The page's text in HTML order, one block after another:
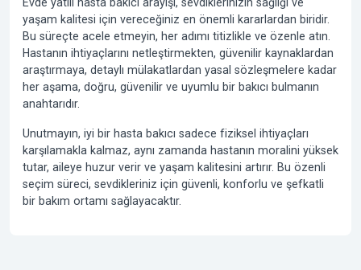
yaşam kalitesi için vereceğiniz en önemli kararlardan biridir.
Bu süreçte acele etmeyin, her adımı titizlikle ve özenle atın.
Hastanın ihtiyaçlarını netleştirmekten, güvenilir kaynaklardan
araştırmaya, detaylı mülakatlardan yasal sözleşmelere kadar
her aşama, doğru, güvenilir ve uyumlu bir bakıcı bulmanın
anahtarıdır.
Unutmayın, iyi bir hasta bakıcı sadece fiziksel ihtiyaçları
karşılamakla kalmaz, aynı zamanda hastanın moralini yüksek
tutar, aileye huzur verir ve yaşam kalitesini artırır. Bu özenli
seçim süreci, sevdikleriniz için güvenli, konforlu ve şefkatli
bir bakım ortamı sağlayacaktır.